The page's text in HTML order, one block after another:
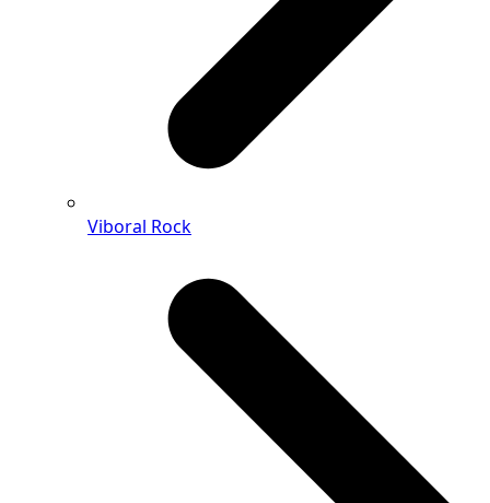
Viboral Rock